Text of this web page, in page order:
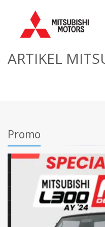
ARTIKEL
Promo